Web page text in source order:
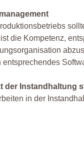
die Kompetenz,
der Instandhaltung
in der